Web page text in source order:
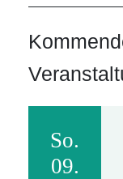
So.
09.